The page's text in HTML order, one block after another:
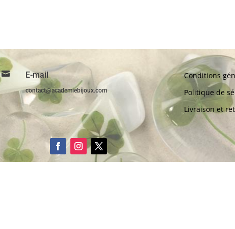
 E-mail
contact@academiebijoux.com
Conditions
Politique de
Livraison et